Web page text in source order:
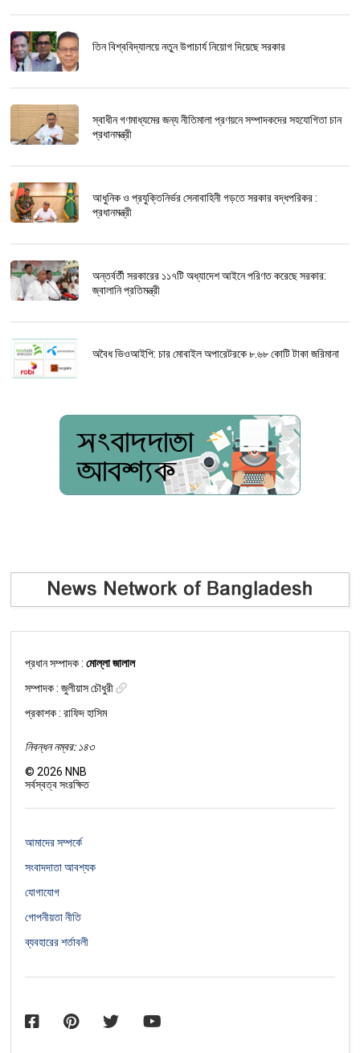
তিন বিশ্ববিদ্যালয়ে নতুন উপাচার্য নিয়োগ দিয়েছে সরকার
স্বাধীন গণমাধ্যমের জন্য নীতিমালা প্রণয়নে সম্পাদকদের সহযোগিতা চান
প্রধানমন্ত্রী
আধুনিক ও প্রযুক্তিনির্ভর সেনাবাহিনী গড়তে সরকার বদ্ধপরিকর :
প্রধানমন্ত্রী
অন্তর্বর্তী সরকারের ১১৭টি অধ্যাদেশ আইনে পরিণত করেছে সরকার:
জ্বালানি প্রতিমন্ত্রী
অবৈধ ভিওআইপি: চার মোবাইল অপারেটরকে ৮.৬৮ কোটি টাকা জরিমানা
প্রধান সম্পাদক :মোল্লা জালাল
সম্পাদক :জুলীয়াস চৌধুরী
প্রকাশক : রাফিদ হাসিম
নিবন্ধন নম্বর: ১৪৩
©2026 NNB
সর্বস্বত্ব সংরক্ষিত
আমাদের সম্পর্কে
সংবাদদাতা আবশ্যক
যোগাযোগ
গোপনীয়তা নীতি
ব্যবহারের শর্তাবলী